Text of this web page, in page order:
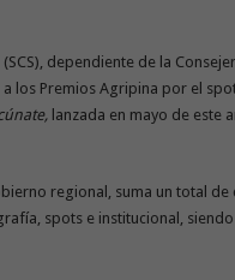
dependiente de la
los Premios Agripina por el
, lanzada en mayo de este
regional, suma un total
spots e institucional,